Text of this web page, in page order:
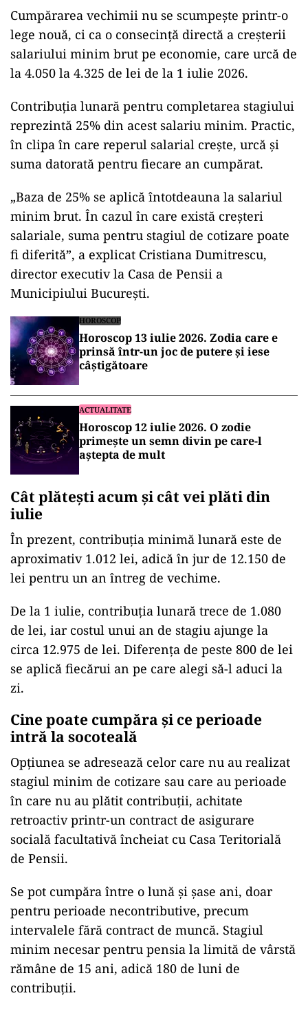
Cumpărarea vechimii nu se scumpește printr-o
lege nouă, ci ca o consecință directă a creșterii
salariului minim brut pe economie, care urcă de
la 4.050 la 4.325 de lei de la 1 iulie 2026.
Contribuția lunară pentru completarea stagiului
reprezintă 25% din acest salariu minim. Practic,
în clipa în care reperul salarial crește, urcă și
suma datorată pentru fiecare an cumpărat.
„Baza de 25% se aplică întotdeauna la salariul
minim brut. În cazul în care există creșteri
salariale, suma pentru stagiul de cotizare poate
fi diferită”, a explicat Cristiana Dumitrescu,
director executiv la Casa de Pensii a
Municipiului București.
HOROSCOP
Horoscop 13 iulie 2026. Zodia care e
prinsă într-un joc de putere și iese
câștigătoare
ACTUALITATE
Horoscop 12 iulie 2026. O zodie
primește un semn divin pe care-l
aștepta de mult
Cât plătești acum și cât vei plăti din
iulie
În prezent, contribuția minimă lunară este de
aproximativ 1.012 lei, adică în jur de 12.150 de
lei pentru un an întreg de vechime.
De la 1 iulie, contribuția lunară trece de 1.080
de lei, iar costul unui an de stagiu ajunge la
circa 12.975 de lei. Diferența de peste 800 de lei
se aplică fiecărui an pe care alegi să-l aduci la
zi.
Cine poate cumpăra și ce perioade
intră la socoteală
Opțiunea se adresează celor care nu au realizat
stagiul minim de cotizare sau care au perioade
în care nu au plătit contribuții, achitate
retroactiv printr-un contract de asigurare
socială facultativă încheiat cu Casa Teritorială
de Pensii.
Se pot cumpăra între o lună și șase ani, doar
pentru perioade necontributive, precum
intervalele fără contract de muncă. Stagiul
minim necesar pentru pensia la limită de vârstă
rămâne de 15 ani, adică 180 de luni de
contribuții.